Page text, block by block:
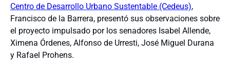
Centro de Desarrollo Urbano Sustentable (Cedeus),
Francisco de la Barrera, presentó sus observaciones sobre
el proyecto impulsado por los senadores Isabel Allende,
Ximena Órdenes, Alfonso de Urresti, José Miguel Durana
y Rafael Prohens.